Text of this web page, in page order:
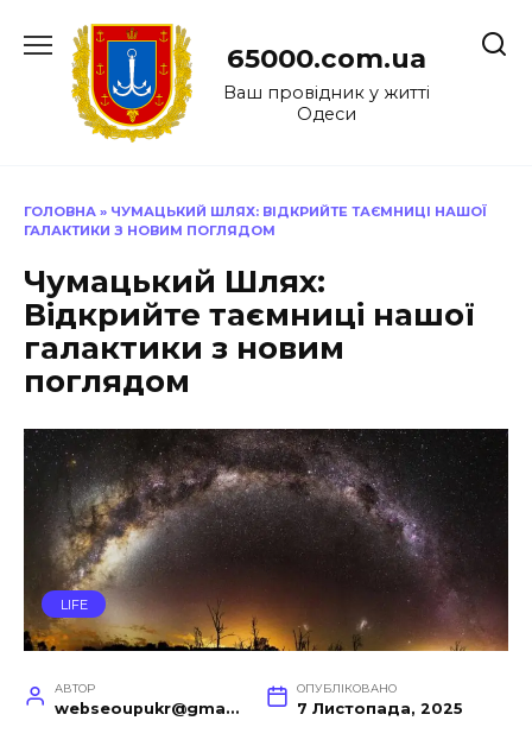
до
65000.com.ua
Ваш провідник у житті
Одеси
ГОЛОВНА » ЧУМАЦЬКИЙ ШЛЯХ: ВІДКРИЙТЕ ТАЄМНИЦІ НАШОЇ
ГАЛАКТИКИ З НОВИМ ПОГЛЯДОМ
Чумацький Шлях:
Відкрийте таємниці нашої
галактики з новим
поглядом
LIFE
АВТОР
webseoupukr@gmail.com
ОПУБЛІКОВАНО
7 Листопада, 2025